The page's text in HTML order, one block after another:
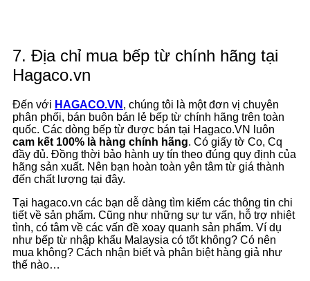
7. Địa chỉ mua bếp từ chính hãng tại
Hagaco.vn
Đến với HAGACO.VN , chúng tôi là một đơn vị chuyên
phân phối, bán buôn bán lẻ bếp từ chính hãng trên toàn
quốc. Các dòng bếp từ được bán tại Hagaco.VN luôn
cam kết 100% là hàng chính hãng. Có giấy tờ Co, Cq
đầy đủ. Đồng thời bảo hành uy tín theo đúng quy định của
hãng sản xuất. Nên bạn hoàn toàn yên tâm từ giá thành
đến chất lượng tại đây.
Tại hagaco.vn các bạn dễ dàng tìm kiếm các thông tin chi
tiết về sản phẩm. Cũng như những sự tư vấn, hỗ trợ nhiệt
tình, có tâm về các vấn đề xoay quanh sản phẩm. Ví dụ
như bếp từ nhập khẩu Malaysia có tốt không? Có nên
mua không? Cách nhận biết và phân biệt hàng giả như
thế nào…